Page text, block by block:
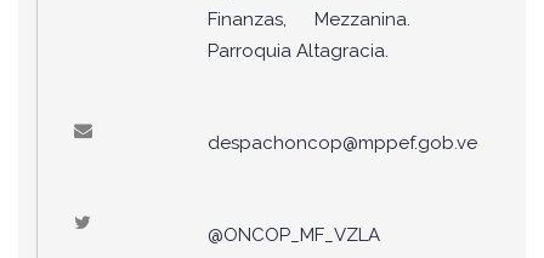
Finanzas, Mezzanina.
Parroquia Altagracia.
despachoncop@mppef.gob.ve
@ONCOP_MF_VZLA